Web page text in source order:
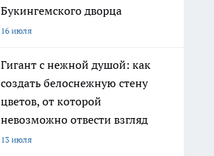
Букингемского дворца
16 июля
Гигант с нежной душой: как
создать белоснежную стену
цветов, от которой
невозможно отвести взгляд
13 июля